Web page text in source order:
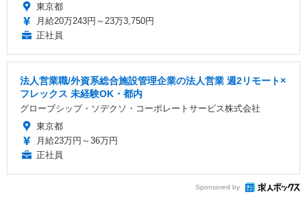
東京都
月給20万243円～23万3,750円
正社員
法人営業職/外資系総合施設管理企業の法人営業 週2リモート×
フレックス 未経験OK・都内
グローブシップ・ソデクソ・コーポレートサービス株式会社
東京都
月給23万円～36万円
正社員
Sponsored by